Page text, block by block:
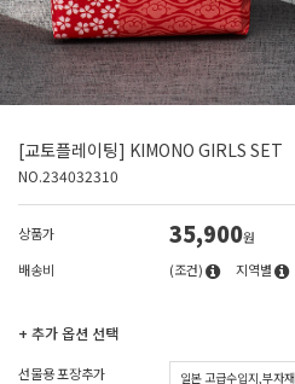
[교토플레이팅] KIMONO GIRLS SET
NO.234032310
상품가 35,900원
배송비
(조건) 지역별
+ 추가 옵션 선택
선물용 포장추가